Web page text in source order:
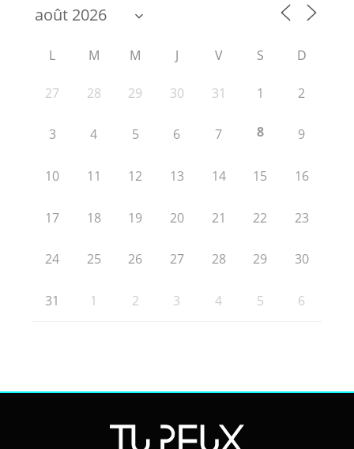
L M M J V S D
27 28 29 30 31 1 2
3 4 5 6 7 8 9
10 11 12 13 14 15 16
17 18 19 20 21 22 23
24 25 26 27 28 29 30
31 1 2 3 4 5 6